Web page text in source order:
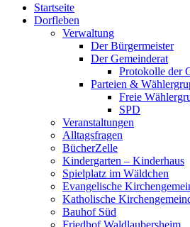
oben
scrollen
Startseite
Dorfleben
Verwaltung
Der Bürgermeister
Der Gemeinderat
Protokolle der
Parteien &
Freie
SPD
Veranstaltungen
Alltagsfragen
BücherZelle
Kindergarten – Kinderhaus
Spielplatz im Wäldchen
Evangelische
Katholische
Bauhof Süd
Friedhof Waldlaubersheim